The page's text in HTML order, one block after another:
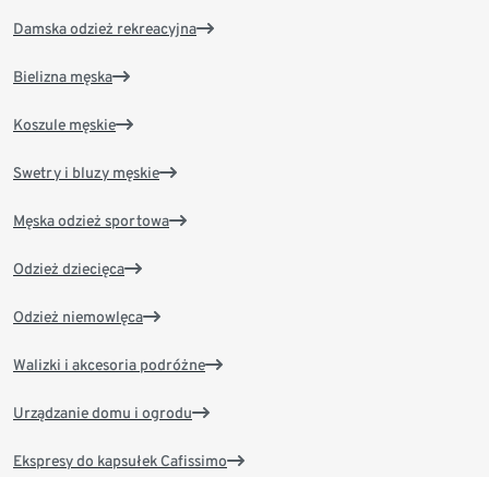
Damska odzież rekreacyjna
Bielizna męska
Koszule męskie
Swetry i bluzy męskie
Męska odzież sportowa
Odzież dziecięca
Odzież niemowlęca
Walizki i akcesoria podróżne
Urządzanie domu i ogrodu
Ekspresy do kapsułek Cafissimo